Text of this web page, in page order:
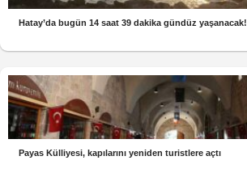
Hatay’da bugün 14 saat 39 dakika gündüz yaşanacak!
Payas Külliyesi, kapılarını yeniden turistlere açtı